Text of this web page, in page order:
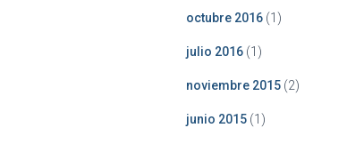
octubre 2016(1)
julio 2016(1)
noviembre 2015(2)
junio 2015(1)